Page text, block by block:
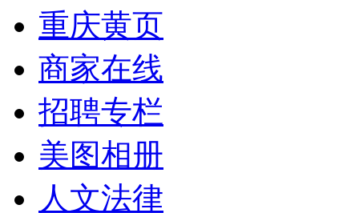
重庆黄页
商家在线
招聘专栏
美图相册
人文法律